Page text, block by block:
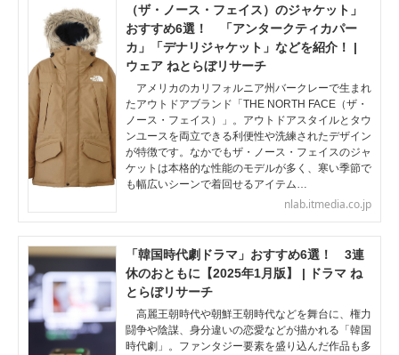
（ザ・ノース・フェイス）のジャケット」
おすすめ6選！ 「アンタークティカパー
カ」「デナリジャケット」などを紹介！ |
ウェア ねとらぼリサーチ
アメリカのカリフォルニア州バークレーで生まれ
たアウトドアブランド「THE NORTH FACE（ザ・
ノース・フェイス）」。アウトドアスタイルとタウ
ンユースを両立できる利便性や洗練されたデザイン
が特徴です。なかでもザ・ノース・フェイスのジャ
ケットは本格的な性能のモデルが多く、寒い季節で
も幅広いシーンで着回せるアイテム…
nlab.itmedia.co.jp
「韓国時代劇ドラマ」おすすめ6選！ 3連
休のおともに【2025年1月版】 | ドラマ ね
とらぼリサーチ
高麗王朝時代や朝鮮王朝時代などを舞台に、権力
闘争や陰謀、身分違いの恋愛などが描かれる「韓国
時代劇」。ファンタジー要素を盛り込んだ作品も多